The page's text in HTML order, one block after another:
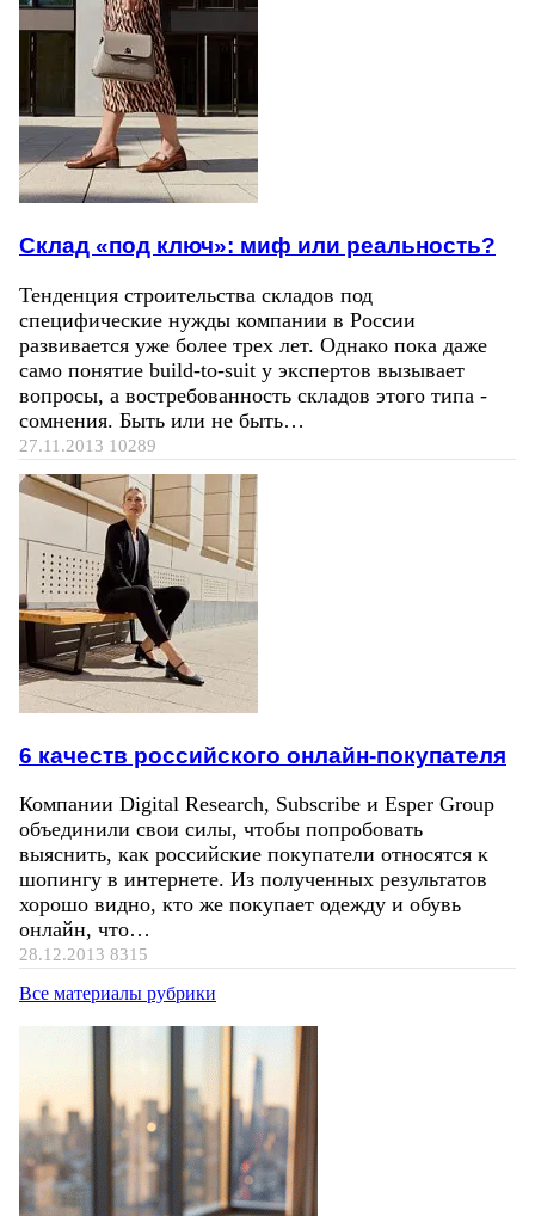
Склад «под ключ»: миф или реальность?
Тенденция строительства складов под
специфические нужды компании в России
развивается уже более трех лет. Однако пока даже
само понятие build-to-suit у экспертов вызывает
вопросы, а востребованность складов этого типа -
сомнения. Быть или не быть…
27.11.2013 10289
6 качеств российского онлайн-покупателя
Компании Digital Research, Subscribe и Esper Group
объединили свои силы, чтобы попробовать
выяснить, как российские покупатели относятся к
шопингу в интернете. Из полученных результатов
хорошо видно, кто же покупает одежду и обувь
онлайн, что…
28.12.2013 8315
Все материалы рубрики